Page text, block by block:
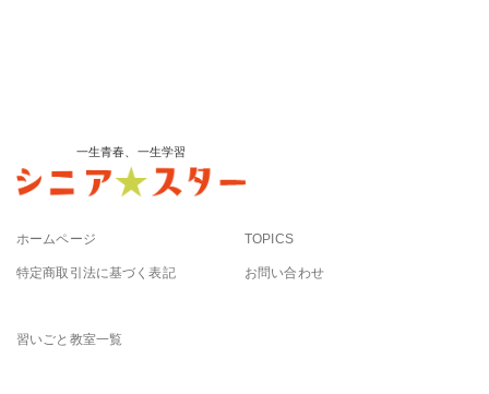
一生青春、一生学習
ホームページ
特定商取引法に基づく表記
TOPICS
お問い合わせ
習いごと教室一覧